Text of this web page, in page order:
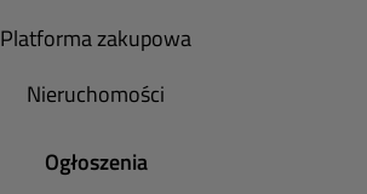
Platforma zakupowa
Nieruchomości
Ogłoszenia